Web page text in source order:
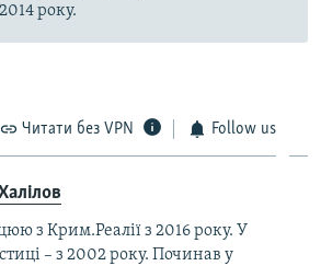
року.
Читати без VPN Follow us
з Крим.Реалії з 2016 року. У
– з 2002 року. Починав у